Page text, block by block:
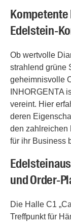
Edelstein-
Ob wertvolle
strahlend grüne
geheimnisvolle
INHORGENTA
vereint. Hier
deren
den zahlreichen
für ihr Business
und Order-
Die Halle C1
Treffpunkt für